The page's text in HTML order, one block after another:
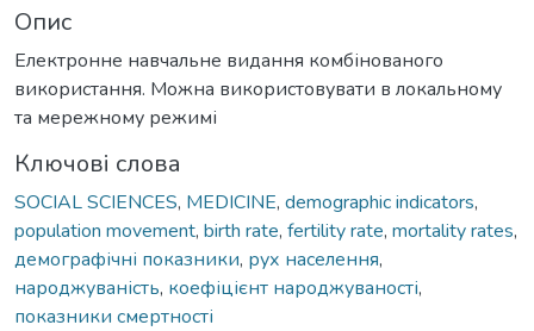
Опис
Електронне навчальне видання комбінованого
використання. Можна використовувати в локальному
та мережному режимі
Ключові слова
SOCIAL SCIENCES, MEDICINE, demographic indicators,
population movement, birth rate, fertility rate, mortality rates,
демографічні показники, рух населення,
народжуваність, коефіцієнт народжуваності,
показники смертності